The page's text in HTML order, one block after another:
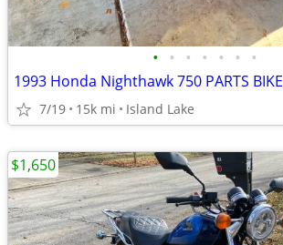
• • • • • • •
1993 Honda Nighthawk 750 PARTS BIKE
7/19 15k mi Island Lake
$1,650